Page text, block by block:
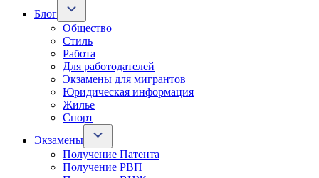
Блог
Общество
Стиль
Работа
Для работодателей
Экзамены для мигрантов
Юридическая информация
Жилье
Спорт
Экзамены
Получение Патента
Получение РВП